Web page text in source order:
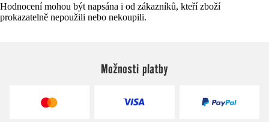
Hodnocení mohou být napsána i od zákazníků, kteří zboží
prokazatelně nepoužili nebo nekoupili.
Možnosti platby